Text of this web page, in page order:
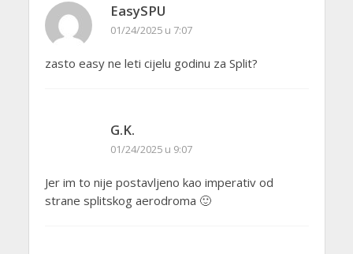
EasySPU
01/24/2025 u 7:07
zasto easy ne leti cijelu godinu za Split?
G.K.
01/24/2025 u 9:07
Jer im to nije postavljeno kao imperativ od
strane splitskog aerodroma 🙂